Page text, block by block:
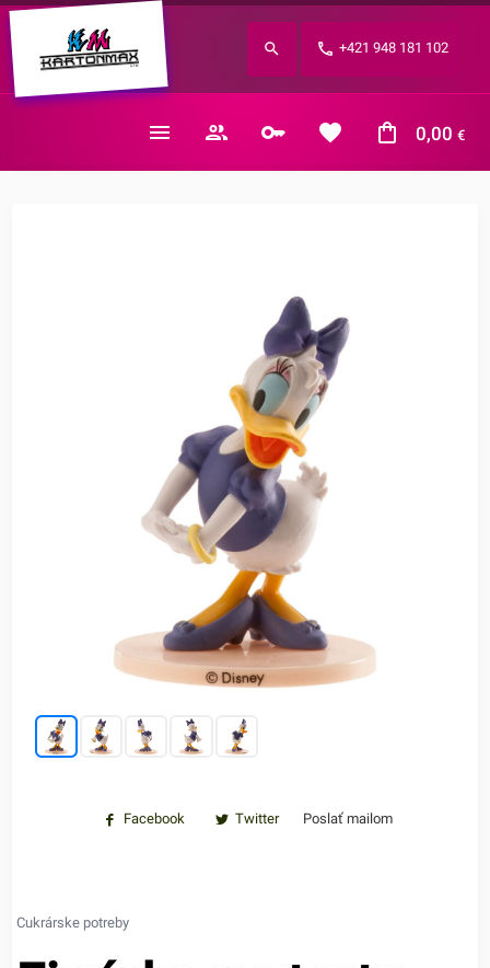
+421 948 181 102
0,00 €
Zabudnuté heslo?
E-mail
Facebook Twitter Poslať mailom
Cukrárske potreby